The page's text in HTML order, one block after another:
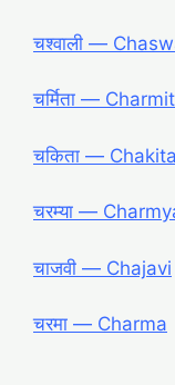
चश्वाली ―
चर्मिता ―
चकिता ― Chakita
चरम्या ―
चाजवी ― Chajavi
चरमा ― Charma